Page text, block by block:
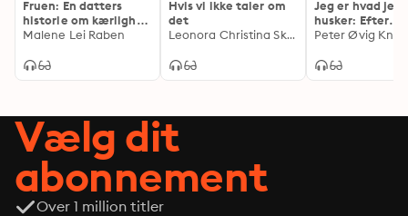
Fruen: En datters
historie om kærlighed
og frihed
Malene Lei Raben
Hvis vi ikke taler om
det
Leonora Christina Skov
Jeg er hvad jeg
husker: Efter
elektrochokket:
mareridt
Peter Øvig
Vælg dit
abonnement
Over 1 million titler